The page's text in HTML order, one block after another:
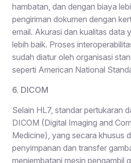
hambatan, dan dengan biaya
pengiriman dokumen dengan
email. Akurasi dan kualitas data
lebih baik. Proses
sudah diatur oleh organisasi
seperti American National
6. DICOM
Selain HL7, standar pertukaran
DICOM (Digital Imaging and
Medicine), yang secara khusus
penyimpanan dan transfer
menjembatani mesin pengambil